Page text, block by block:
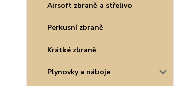
Airsoft zbraně a střelivo
Perkusní zbraně
Krátké zbraně
Plynovky a náboje